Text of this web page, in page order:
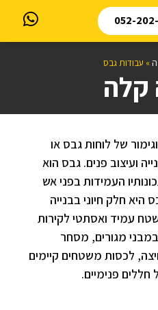
052-
» עבודות גבס
קלה
של לוחות גבס או
ועיצוב פנים. גבס הוא
העמידות בפני אש
היא חלק חיוני בבנייה
עמיד ואסתטי לקירות
מגורים, מסחר
לכסות משטחים קיימים
פנימיים.